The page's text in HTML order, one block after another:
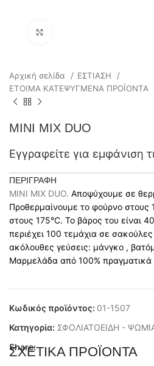
Αρχική σελίδα
ΕΣΤΙΑΣΗ
ΕΤΟΙΜΑ ΚΑΤΕΨΥΓΜΕΝΑ ΠΡΟΪΟΝΤΑ
MINI MIX DUO
Εγγραφείτε για εμφάνιση
ΠΕΡΙΓΡΑΦΉ
MINI MIX DUO. Αποψύχουμε σε
Προθερμαίνουμε το φούρνο στους
στους 175°C. Το βάρος του είναι
περιέχει 100 τεμάχια σε
ακόλουθες γεύσεις: μάνγκο ,
Μαρμελάδα από 100% πραγματικά
Κωδικός προϊόντος: 01-1507
Κατηγορία: ΣΦΟΛΙΑΤΟΕΙΔΗ -
Share:
ΣΧΕΤΙΚΆ ΠΡΟΪΌΝΤΑ